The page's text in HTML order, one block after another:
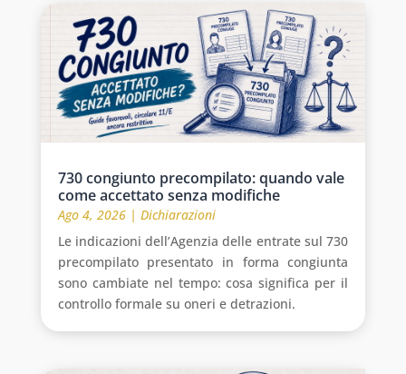
730 congiunto precompilato: quando vale
come accettato senza modifiche
Ago 4, 2026| Dichiarazioni
Le indicazioni dell’Agenzia delle entrate sul 730
precompilato presentato in forma congiunta
sono cambiate nel tempo: cosa significa per il
controllo formale su oneri e detrazioni.